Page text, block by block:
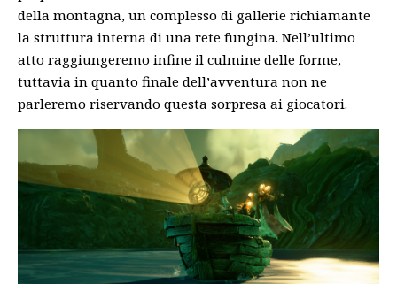
della montagna, un complesso di gallerie richiamante
la struttura interna di una rete fungina. Nell’ultimo
atto raggiungeremo infine il culmine delle forme,
tuttavia in quanto finale dell’avventura non ne
parleremo riservando questa sorpresa ai giocatori.